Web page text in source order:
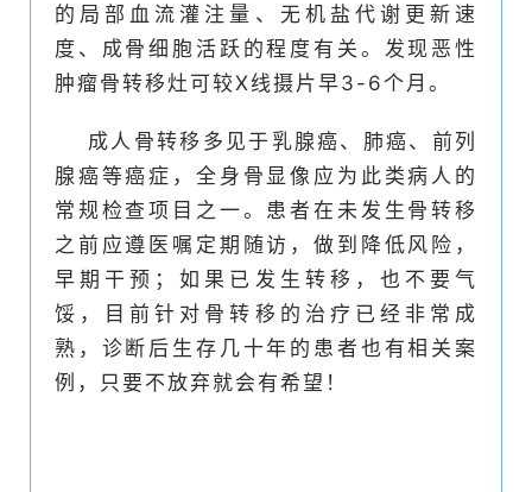
的局部血流灌注量、无机盐代谢更新速
度、成骨细胞活跃的程度有关。发现恶性
肿瘤骨转移灶可较X线摄片早3-6个月。
成人骨转移多见于乳腺癌、肺癌、前列
腺癌等癌症，全身骨显像应为此类病人的
常规检查项目之一。患者在未发生骨转移
之前应遵医嘱定期随访，做到降低风险，
早期干预；如果已发生转移，也不要气
馁，目前针对骨转移的治疗已经非常成
熟，诊断后生存几十年的患者也有相关案
例，只要不放弃就会有希望！